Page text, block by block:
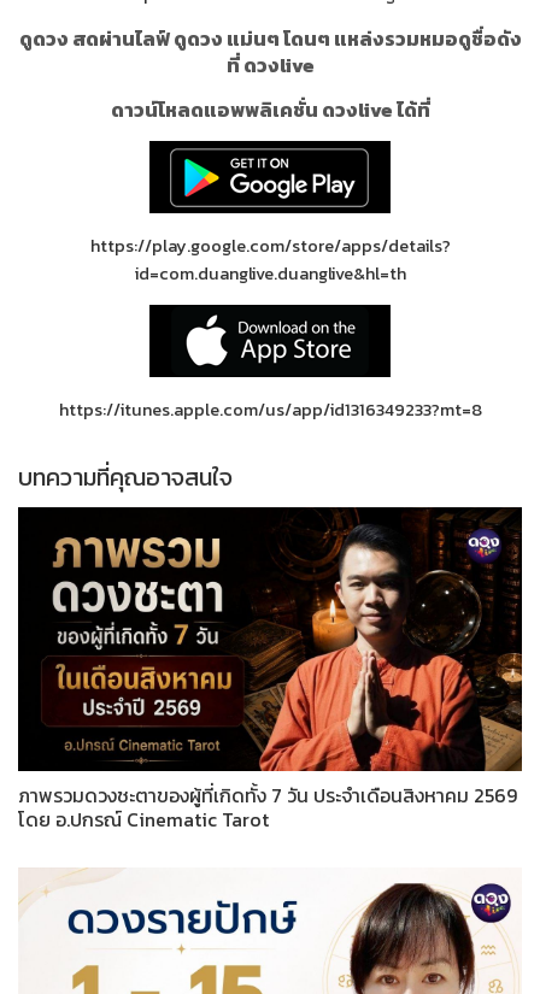
ดูดวง สดผ่านไลฟ์ ดูดวง แม่นๆ โดนๆ แหล่งรวมหมอดูชื่อดัง
ที่ ดวงlive
ดาวน์โหลดแอพพลิเคชั่น ดวงlive ได้ที่
https://play.google.com/store/apps/details?
id=com.duanglive.duanglive&hl=th
https://itunes.apple.com/us/app/id1316349233?mt=8
บทความที่คุณอาจสนใจ
ภาพรวมดวงชะตาของผู้ที่เกิดทั้ง 7 วัน ประจำเดือนสิงหาคม 2569
โดย อ.ปกรณ์ Cinematic Tarot